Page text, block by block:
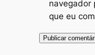
navegador
que eu